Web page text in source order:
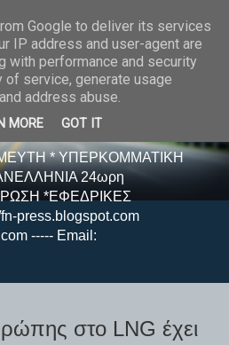
E S S -
* ΥΠΕΡΚΟΜΜΑΤΙΚΗ
24ωρη
*ΕΦΕΔΡΙΚΕΣ
press.blogspot.com
----- Email:
στο LNG έχει
Google to deliver its services
IP address and user-agent are
with performance and security
service, generate usage
address abuse.
MORE GOT IT